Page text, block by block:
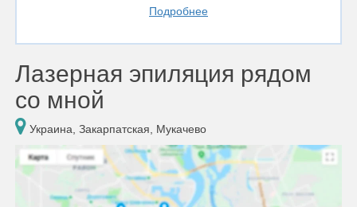
Подробнее
Лазерная эпиляция рядом
со мной
Украина, Закарпатская, Мукачево